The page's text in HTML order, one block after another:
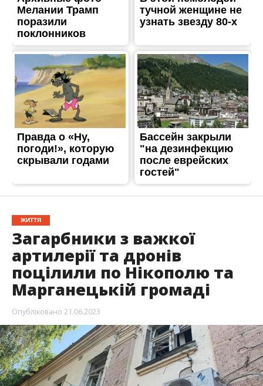
ЖИТТЯ
Загарбники з важкої
артилерії та дронів
поцілили по Нікополю та
Марганецькій громаді
Опубліковано 21.06.2023